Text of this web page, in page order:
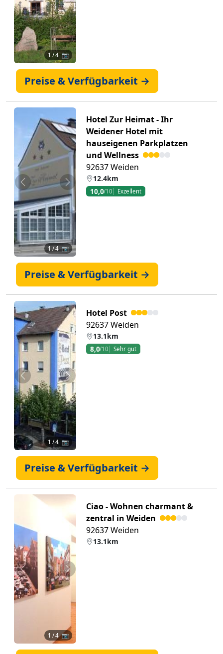
1 / 4 📷
Preise & Verfügbarkeit →
Zurück Weiter
1 / 4 📷
Hotel Zur Heimat - Ihr
Weidener Hotel mit
hauseigenen Parkplatzen
und Wellness
92637 Weiden
12.4km
10,0/10 Exzellent
Preise & Verfügbarkeit →
Zurück Weiter
1 / 4 📷
Hotel Post
92637 Weiden
13.1km
8,0/10 Sehr gut
Preise & Verfügbarkeit →
Zurück Weiter
1 / 4 📷
Ciao - Wohnen charmant &
zentral in Weiden
92637 Weiden
13.1km